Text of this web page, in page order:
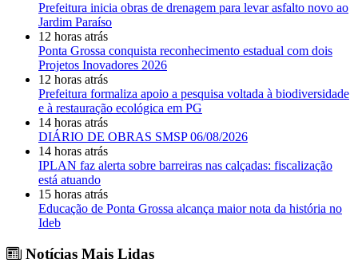
Prefeitura inicia obras de drenagem para levar asfalto novo ao
Jardim Paraíso
12 horas atrás
Ponta Grossa conquista reconhecimento estadual com dois
Projetos Inovadores 2026
12 horas atrás
Prefeitura formaliza apoio a pesquisa voltada à biodiversidade
e à restauração ecológica em PG
14 horas atrás
DIÁRIO DE OBRAS SMSP 06/08/2026
14 horas atrás
IPLAN faz alerta sobre barreiras nas calçadas: fiscalização
está atuando
15 horas atrás
Educação de Ponta Grossa alcança maior nota da história no
Ideb
Notícias Mais Lidas